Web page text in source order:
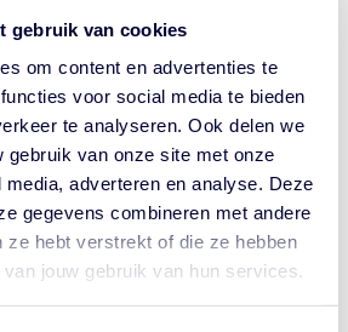
gebruik van cookies
om content en advertenties te
voor social media te bieden
te analyseren. Ook delen we
gebruik van onze site met onze
adverteren en analyse. Deze
gegevens combineren met andere
ze hebt verstrekt of die ze hebben
jouw gebruik van hun services.
boven .500, gaat goed dus?
deze BNXT. Je moet elke avond op
veel sterke teams, met name in
de buurt bij Den Bosch en Leiden,
close games. Welke kwaliteit
zorgt?
is één ding. Maar ik ben een
ik weet wat we kunnen doen in